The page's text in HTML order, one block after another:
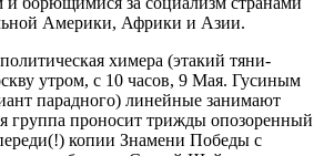
Америки, Африки и Азии.
химера (этакий тяни-
утром, с 10 часов, 9 Мая. Гусиным
парадного) линейные занимают
группа проносит трижды опозоренный
копии Знамени Победы с